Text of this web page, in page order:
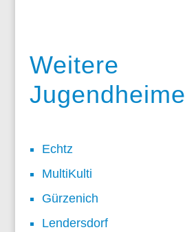
Weitere
Jugendheime
Echtz
MultiKulti
Gürzenich
Lendersdorf